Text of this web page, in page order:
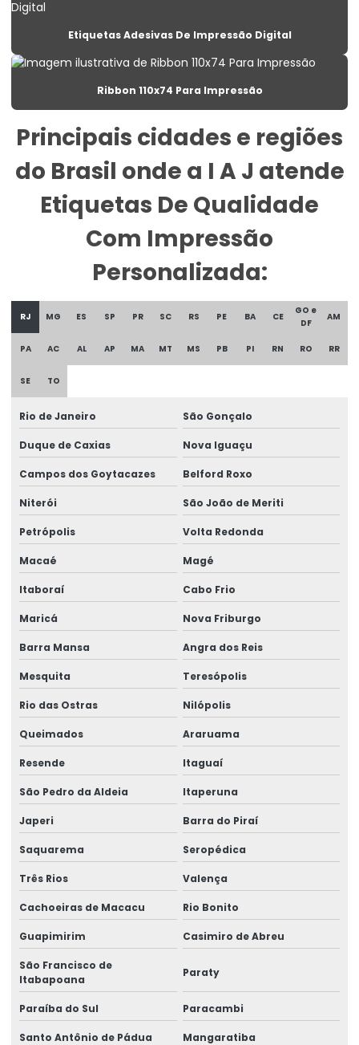
Etiqueta Para Congelados Em Supermercados
Etiqueta Para Congelados No Varejo
Etiqueta Para Produtos Congelados
Etiqueta Para Roupas Personalizadas
Etiqueta Promocional Para Balcão De Vendas
Etiqueta Reutilizável Para Varejo
Etiqueta Termica
Etiqueta Térmica Para Embalagens De Alimentos
Etiqueta Térmica Para Impressão
Etiqueta Termica Para Impressora
Etiqueta Térmica Para Impressora Térmica
Etiqueta Termo Transfer Para Impressoras
Etiquetas Adesivas
Etiquetas Adesivas Couchê
Etiquetas Adesivas Couchê Fosco
Etiquetas Adesivas De Alta Resolução
Etiquetas Adesivas De Impressão Digital
Etiquetas Adesivas De Papel E Plástico
Etiquetas Adesivas Em Bopp
Etiquetas Adesivas Em Diferentes Materiais
Etiquetas Adesivas Em Diferentes Medidas
Etiquetas Adesivas Metalizadas Para Produtos
Etiquetas Adesivas Metalizadas Personalizadas
Etiquetas Adesivas Para Embalagens Comerciais
Etiquetas Adesivas Para Identificação De Produtos
Etiquetas Adesivas Para Marcação De Produtos
Etiquetas Adesivas Para Produtos
Etiquetas Adesivas Para Produtos Alimentícios
Etiquetas Adesivas Para Roupas E Têxteis
Etiquetas Adesivas De Impressão Digital
Ribbon 110x74 Para Impressão
Principais cidades e regiões
do Brasil onde a I A J atende
Etiquetas De Qualidade
Com Impressão
Personalizada:
RJ MG ES SP PR SC RS PE BA CE
GO e
DF
AM
PA AC AL AP MA MT MS PB PI RN RO RR
SE TO
Rio de Janeiro São Gonçalo
Duque de Caxias Nova Iguaçu
Campos dos Goytacazes Belford Roxo
Niterói São João de Meriti
Petrópolis Volta Redonda
Macaé Magé
Itaboraí Cabo Frio
Maricá Nova Friburgo
Barra Mansa Angra dos Reis
Mesquita Teresópolis
Rio das Ostras Nilópolis
Queimados Araruama
Resende Itaguaí
São Pedro da Aldeia Itaperuna
Japeri Barra do Piraí
Saquarema Seropédica
Três Rios Valença
Cachoeiras de Macacu Rio Bonito
Guapimirim Casimiro de Abreu
São Francisco de
Itabapoana
Paraty
Paraíba do Sul Paracambi
Santo Antônio de Pádua Mangaratiba